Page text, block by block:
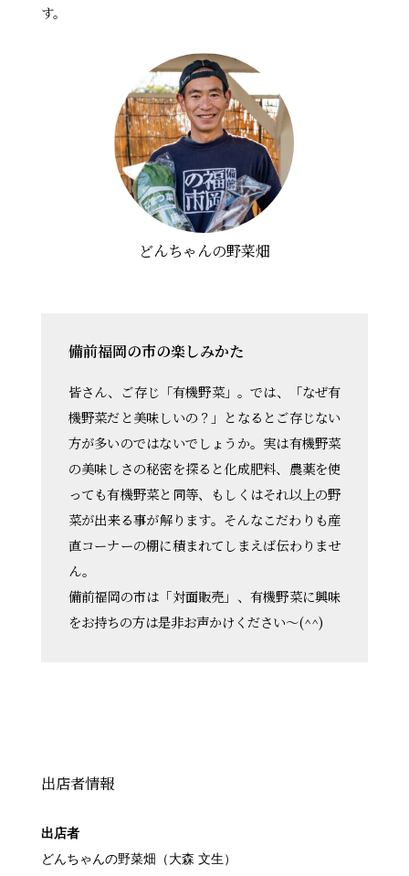
す。
どんちゃんの野菜畑
備前福岡の市の楽しみかた
皆さん、ご存じ「有機野菜」。では、「なぜ有
機野菜だと美味しいの？」となるとご存じない
方が多いのではないでしょうか。実は有機野菜
の美味しさの秘密を探ると化成肥料、農薬を使
っても有機野菜と同等、もしくはそれ以上の野
菜が出来る事が解ります。そんなこだわりも産
直コーナーの棚に積まれてしまえば伝わりませ
ん。
備前福岡の市は「対面販売」、有機野菜に興味
をお持ちの方は是非お声かけください～(^^)
出店者情報
出店者
どんちゃんの野菜畑（大森 文生）